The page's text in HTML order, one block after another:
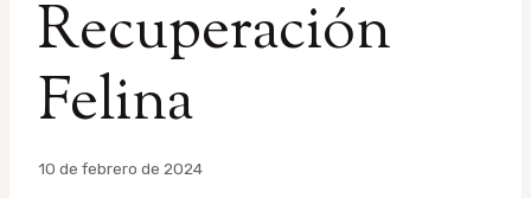
Recuperación
Felina
Por
10 de febrero de 2024